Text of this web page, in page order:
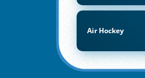
Air Hockey